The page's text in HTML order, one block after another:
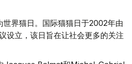
界猫日。国际猫猫日于2002年由
设立，该日旨在让社会更多的关注